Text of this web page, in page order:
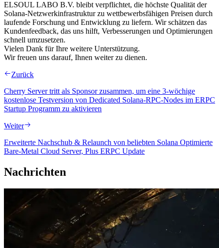
ELSOUL LABO B.V. bleibt verpflichtet, die höchste Qualität der
Solana-Netzwerkinfrastruktur zu wettbewerbsfähigen Preisen durch
laufende Forschung und Entwicklung zu liefern. Wir schätzen das
Kundenfeedback, das uns hilft, Verbesserungen und Optimierungen
schnell umzusetzen.
Vielen Dank für Ihre weitere Unterstützung.
Wir freuen uns darauf, Ihnen weiter zu dienen.
Zurück
Cherry Server tritt als Sponsor zusammen, um eine 3-wöchige
kostenlose Testversion von Dedicated Solana-RPC-Nodes im ERPC
Startup Programm zu aktivieren
Weiter
Erweiterte Nachschub & Relaunch von beliebten Solana Optimierte
Bare-Metal Cloud Server, Plus ERPC Update
Nachrichten